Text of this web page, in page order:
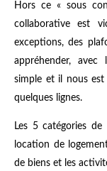
Hors ce « sous
collaborative est
exceptions, des
appréhender, avec
simple et il nous est
quelques lignes.
Les 5 catégories
location de
de biens et les